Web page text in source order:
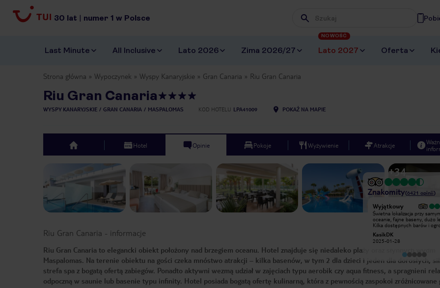
30 lat | numer 1 w Polsce Wpisz frazę, której szukasz
Last Minute All Inclusive Lato 2026 Zima 2026/27 Lato 2027
NOWOŚĆ
Oferta
Strona główna Wypoczynek Wyspy Kanaryjskie Gran Canaria Riu Gran Canaria
Riu Gran Canaria
WYSPY KANARYJSKIE GRAN CANARIA MASPALOMAS KOD HOTELU LPA41009 POKAŻ NA MAPIE
top Hotel Opinie Pokoje Wyżywienie Atrakcje
Previous slide +34
Znakomity(6421 opinii)
Wyjątkowy
Bardzo gorąco polecam hotel.
animacje dla dorosłych i dzieci. W
terminie, w którym byliśmy - luty
2023 przeważali ludzie dorośli
(przewaga wiekowych Niemców) ale
nam to absolutnie nie przeszkadzało
:) Chętnie z mężem do niego
wrócimy!
Wyjątkowy
Świetna lokalizacja przy
oceanie, fajne baseny, dużo
Kilka dostępnych barów i
kawą. Pokoje dobrze
KasikDK
2025-01-28
Riu Gran Canaria - informacje
Riu Gran Canaria to elegancki obiekt położony nad brzegiem oceanu. Hotel znajduje się niedaleko plaży oraz słynnych wydm
Maspalomas. Na terenie obiektu na gości czeka mnóstwo atrakcji – kilka basenów, w tym 2 dla dzieci i jeden dla dorosłych,
strefa spa z bogatą ofertą zabiegów. Ponadto aktywni wezmą udział w zajęciach typu aerobik czy aqua fitness, a spragnieni
odpoczną w saunie lub basenie typu infinity. Hotel posiada bogatą ofertę kulinarną, która z pewnością zaspokoi zróżnicowane